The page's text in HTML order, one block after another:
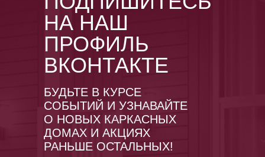
НА НАШ
ПРОФИЛЬ
ВКОНТАКТЕ
БУДЬТЕ В КУРСЕ
СОБЫТИЙ И УЗНАВАЙТЕ
О НОВЫХ КАРКАСНЫХ
ДОМАХ И АКЦИЯХ
РАНЬШЕ ОСТАЛЬНЫХ!